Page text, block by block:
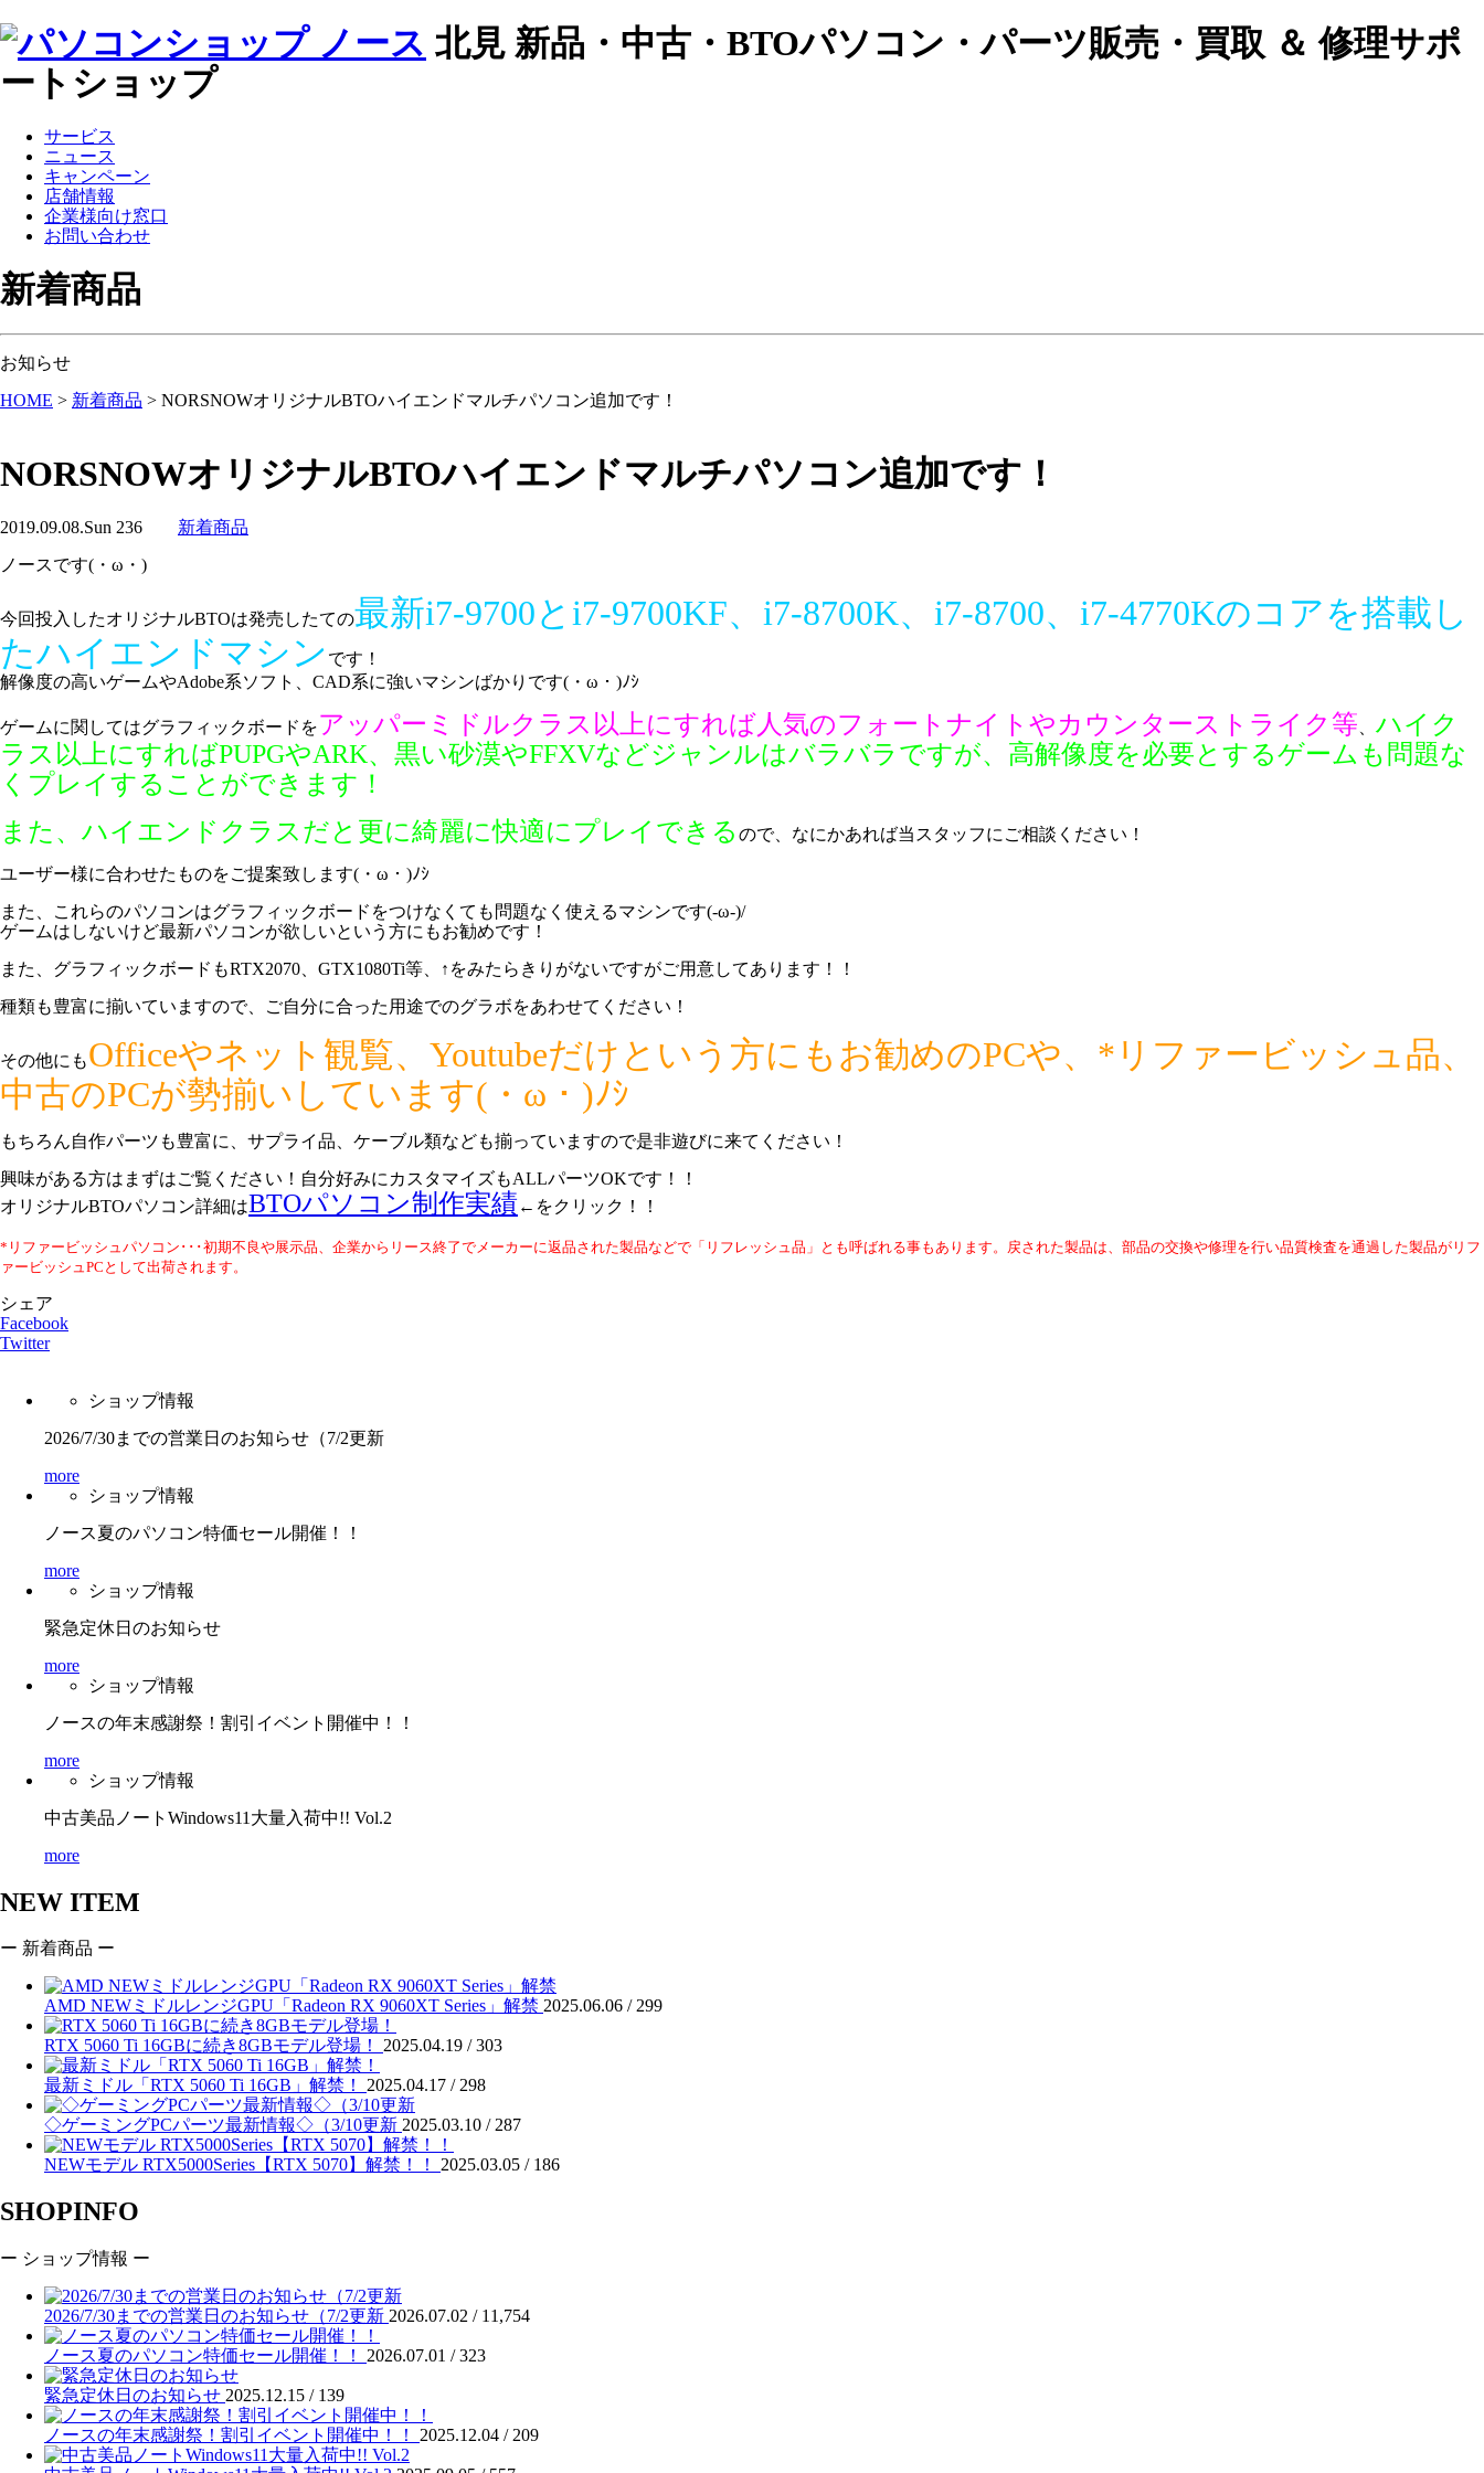
北見 新品・中古・BTOパソコン・パーツ販売・買取 ＆ 修理サポ
ートショップ
サービス
ニュース
キャンペーン
店舗情報
企業様向け窓口
お問い合わせ
新着商品
お知らせ
HOME > 新着商品 > NORSNOWオリジナルBTOハイエンドマルチパソコン追加です！
NORSNOWオリジナルBTOハイエンドマルチパソコン追加です！
2019.09.08.Sun 236 新着商品
ノースです(・ω・)
今回投入したオリジナルBTOは発売したての最新i7-9700とi7-9700KF、i7-8700K、i7-8700、i7-4770Kのコアを搭載し
たハイエンドマシン です！
解像度の高いゲームやAdobe系ソフト、CAD系に強いマシンばかりです(・ω・)ﾉｼ
ゲームに関してはグラフィックボードをアッパーミドルクラス以上にすれば人気のフォートナイトやカウンターストライク等
ハイク
ラス以上にすればPUPGやARK、黒い砂漠やFFXVなどジャンルはバラバラですが、高解像度を必要とするゲームも問題な
くプレイすることができます！
また、ハイエンドクラスだと更に綺麗に快適にプレイできる ので、なにかあれば当スタッフにご相談ください！
ユーザー様に合わせたものをご提案致します(・ω・)ﾉｼ
また、これらのパソコンはグラフィックボードをつけなくても問題なく使えるマシンです(-ω-)/
ゲームはしないけど最新パソコンが欲しいという方にもお勧めです！
また、グラフィックボードもRTX2070、GTX1080Ti等、↑をみたらきりがないですがご用意してあります！！
種類も豊富に揃いていますので、ご自分に合った用途でのグラボをあわせてください！
その他にもOfficeやネット観覧、Youtubeだけという方にもお勧めのPCや、*リファービッシュ品、
中古のPCが勢揃いしています(・ω・)ﾉｼ
もちろん自作パーツも豊富に、サプライ品、ケーブル類なども揃っていますので是非遊びに来てください！
興味がある方はまずはご覧ください！自分好みにカスタマイズもALLパーツOKです！！
オリジナルBTOパソコン詳細はBTOパソコン制作実績←をクリック！！
*リファービッシュパソコン･･･初期不良や展示品、企業からリース終了でメーカーに返品された製品などで「リフレッシュ品」とも呼ばれる事もあります。戻された製品は、部品の交換や修理を行い品質検査を通過した製品がリフ
ァービッシュPCとして出荷されます。
シェア
Facebook
Twitter
ショップ情報
2026/7/30までの営業日のお知らせ（7/2更新
more
ショップ情報
ノース夏のパソコン特価セール開催！！
more
ショップ情報
緊急定休日のお知らせ
more
ショップ情報
ノースの年末感謝祭！割引イベント開催中！！
more
ショップ情報
中古美品ノートWindows11大量入荷中!! Vol.2
more
NEW ITEM
ー 新着商品 ー
AMD NEWミドルレンジGPU「Radeon RX 9060XT Series」解禁 2025.06.06 /299
RTX 5060 Ti 16GBに続き8GBモデル登場！ 2025.04.19 /303
最新ミドル「RTX 5060 Ti 16GB」解禁！ 2025.04.17 /298
◇ゲーミングPCパーツ最新情報◇（3/10更新 2025.03.10 /287
NEWモデル RTX5000Series【RTX 5070】解禁！！ 2025.03.05 / 186
SHOPINFO
ー ショップ情報 ー
2026/7/30までの営業日のお知らせ（7/2更新 2026.07.02 / 11,754
ノース夏のパソコン特価セール開催！！ 2026.07.01 /323
緊急定休日のお知らせ 2025.12.15 / 139
ノースの年末感謝祭！割引イベント開催中！！ 2025.12.04 / 209